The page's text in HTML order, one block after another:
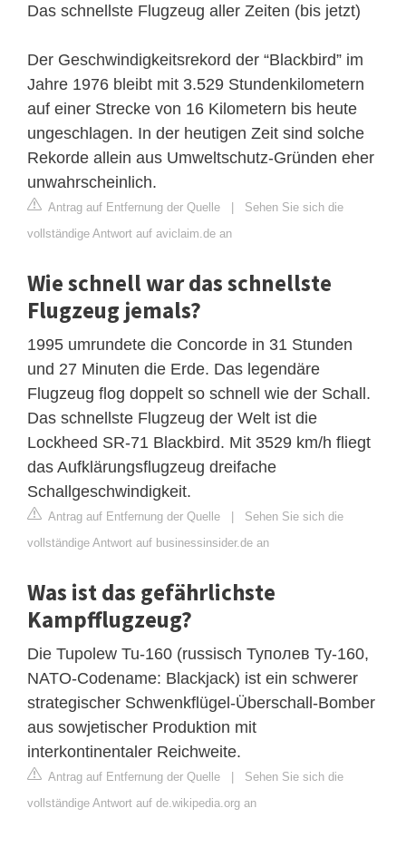
Das schnellste Flugzeug aller Zeiten (bis jetzt)
Der Geschwindigkeitsrekord der “Blackbird” im
Jahre 1976 bleibt mit 3.529 Stundenkilometern
auf einer Strecke von 16 Kilometern bis heute
ungeschlagen. In der heutigen Zeit sind solche
Rekorde allein aus Umweltschutz-Gründen eher
unwahrscheinlich.
Antrag auf Entfernung der Quelle | Sehen Sie sich die
vollständige Antwort auf aviclaim.de an
Wie schnell war das schnellste
Flugzeug jemals?
1995 umrundete die Concorde in 31 Stunden
und 27 Minuten die Erde. Das legendäre
Flugzeug flog doppelt so schnell wie der Schall.
Das schnellste Flugzeug der Welt ist die
Lockheed SR-71 Blackbird. Mit 3529 km/h fliegt
das Aufklärungsflugzeug dreifache
Schallgeschwindigkeit.
Antrag auf Entfernung der Quelle | Sehen Sie sich die
vollständige Antwort auf businessinsider.de an
Was ist das gefährlichste
Kampfflugzeug?
Die Tupolew Tu-160 (russisch Туполев Ту-160,
NATO-Codename: Blackjack) ist ein schwerer
strategischer Schwenkflügel-Überschall-Bomber
aus sowjetischer Produktion mit
interkontinentaler Reichweite.
Antrag auf Entfernung der Quelle | Sehen Sie sich die
vollständige Antwort auf de.wikipedia.org an